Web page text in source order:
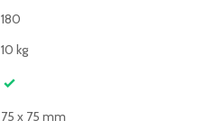
180
10 kg
75 x 75 mm